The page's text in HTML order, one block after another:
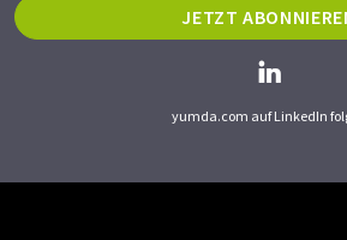
JETZT
yumda.com auf LinkedIn